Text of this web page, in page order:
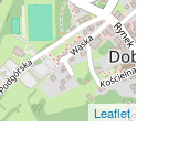
Leaflet